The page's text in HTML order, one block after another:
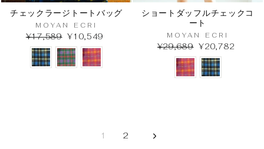
チェックラージトートバッグ
MOYAN ECRI
¥17,589 ¥10,549
ショートダッフルチェックコ
ート
MOYAN ECRI
¥29,689 ¥20,782
1 2